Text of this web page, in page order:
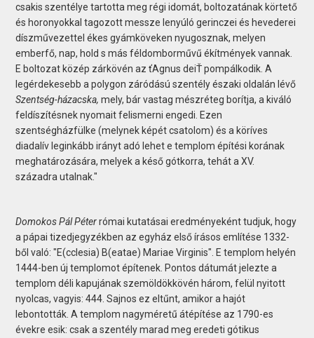
csakis szentélye tartotta meg régi idomát, boltozatának körtető
és horonyokkal tagozott messze lenyúló gerinczei és hevederei
díszművezettel ékes gyámköveken nyugosznak, melyen
emberfő, nap, hold s más féldomborművű ékítmények vannak.
E boltozat közép zárkövén az ťAgnus deiŤ pompálkodik. A
legérdekesebb a polygon záródású szentély északi oldalán lévő
Szentség-házacska,mely, bár vastag mészréteg borítja, a kiváló
feldíszítésnek nyomait felismerni engedi. Ezen
szentségházfülke (melynek képét csatolom) és a köríves
diadalív leginkább irányt adó lehet e templom építési korának
meghatározására, melyek a késő gótkorra, tehát a XV.
századra utalnak."
Domokos Pál Péterrómai kutatásai eredményeként tudjuk, hogy
a pápai tizedjegyzékben az egyház első írásos említése 1332-
ből való: "E(cclesia) B(eatae) Mariae Virginis". E templom helyén
1444-ben új templomot építenek. Pontos dátumát jelezte a
templom déli kapujának szemöldökkövén három, felül nyitott
nyolcas, vagyis: 444. Sajnos ez eltűnt, amikor a hajót
lebontották. A templom nagyméretű átépítése az 1790-es
évekre esik: csak a szentély marad meg eredeti gótikus